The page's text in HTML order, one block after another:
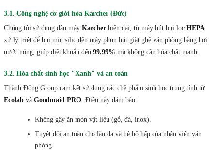
3.1. Công nghệ cơ giới hóa Karcher (Đức)
Chúng tôi sử dụng dàn máy Karcher hiện đại, từ máy hút bụi lọc HEPA
xử lý triệt để bụi mịn silic đến máy phun hút giặt ghế văn phòng bằng hơi
nước nóng, giúp diệt khuẩn đến 99.99% mà không cần hóa chất mạnh.
3.2. Hóa chất sinh học "Xanh" và an toàn
Thành Đồng Group cam kết sử dụng các chế phẩm sinh học trung tính từ
Ecolab và Goodmaid PRO. Điều này đảm bảo:
Không gây ăn mòn vật liệu (gỗ, đá, inox).
Tuyệt đối an toàn cho làn da và hệ hô hấp của nhân viên văn
phòng.